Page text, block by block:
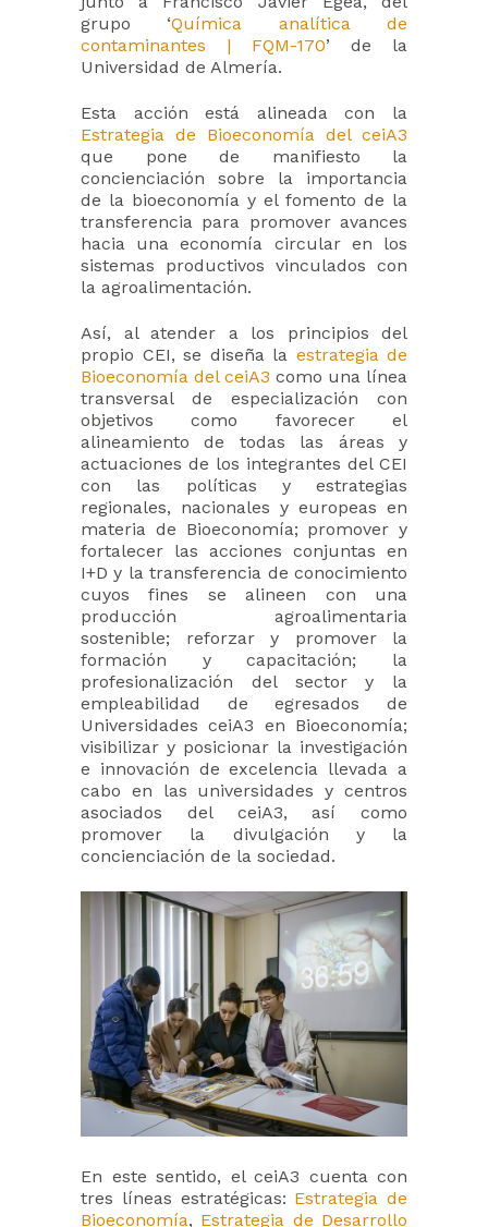
grupo ‘Química analítica de
contaminantes | FQM-170’ de la
Universidad de Almería.
Esta acción está alineada con la
Estrategia de Bioeconomía del ceiA3
que pone de manifiesto la
concienciación sobre la importancia
de la bioeconomía y el fomento de la
transferencia para promover avances
hacia una economía circular en los
sistemas productivos vinculados con
la agroalimentación.
Así, al atender a los principios del
propio CEI, se diseña la estrategia de
Bioeconomía del ceiA3 como una línea
transversal de especialización con
objetivos como favorecer el
alineamiento de todas las áreas y
actuaciones de los integrantes del CEI
con las políticas y estrategias
regionales, nacionales y europeas en
materia de Bioeconomía; promover y
fortalecer las acciones conjuntas en
I+D y la transferencia de conocimiento
cuyos fines se alineen con una
producción agroalimentaria
sostenible; reforzar y promover la
formación y capacitación; la
profesionalización del sector y la
empleabilidad de egresados de
Universidades ceiA3 en Bioeconomía;
visibilizar y posicionar la investigación
e innovación de excelencia llevada a
cabo en las universidades y centros
asociados del ceiA3, así como
promover la divulgación y la
concienciación de la sociedad.
En este sentido, el ceiA3 cuenta con
tres líneas estratégicas: Estrategia de
Bioeconomía, Estrategia de Desarrollo